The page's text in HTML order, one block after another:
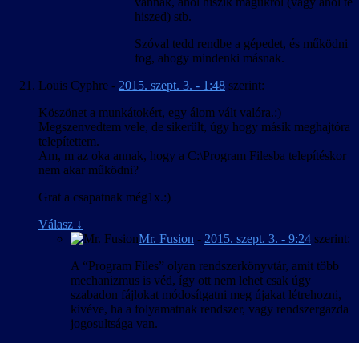
hiszed) stb.
Szóval tedd rendbe a gépedet, és működni
fog, ahogy mindenki másnak.
Louis Cyphre - 2015. szept. 3. - 1:48 szerint:
Köszönet a munkátokért, egy álom vált valóra.:)
Megszenvedtem vele, de sikerült, úgy hogy másik meghajtóra
telepítettem.
Am, m az oka annak, hogy a C:\Program Filesba telepítéskor
nem akar működni?
Grat a csapatnak még1x.:)
Válasz ↓
Mr. Fusion - 2015. szept. 3. - 9:24 szerint:
A “Program Files” olyan rendszerkönyvtár, amit több
mechanizmus is véd, így ott nem lehet csak úgy
szabadon fájlokat módosítgatni meg újakat létrehozni,
kivéve, ha a folyamatnak rendszer, vagy rendszergazda
jogosultsága van.